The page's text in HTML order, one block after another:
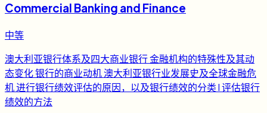
Commercial Banking and Finance
中等
澳大利亚银行体系及四大商业银行 金融机构的特殊性及其动
态变化 银行的商业动机 澳大利亚银行业发展史及全球金融危
机 进行银行绩效评估的原因，以及银行绩效的分类 l 评估银行
绩效的方法